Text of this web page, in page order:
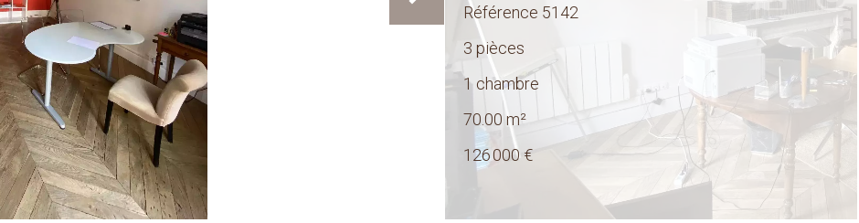
Référence 5142
3 pièces
1 chambre
70.00 m²
126 000 €